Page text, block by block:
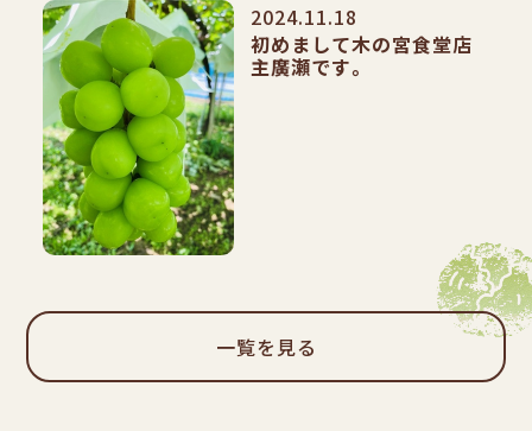
2024.11.18
初めまして木の宮食堂店
主廣瀬です。
一覧を見る